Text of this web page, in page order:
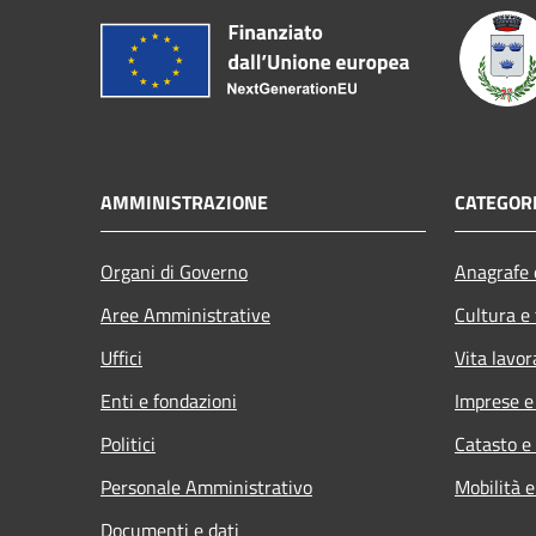
AMMINISTRAZIONE
Organi di Governo
Aree Amministrative
Uffici
Enti e fondazioni
Politici
Personale Amministrativo
Documenti e dati
Cultura
Vita
Imprese
Catasto
Mobilità